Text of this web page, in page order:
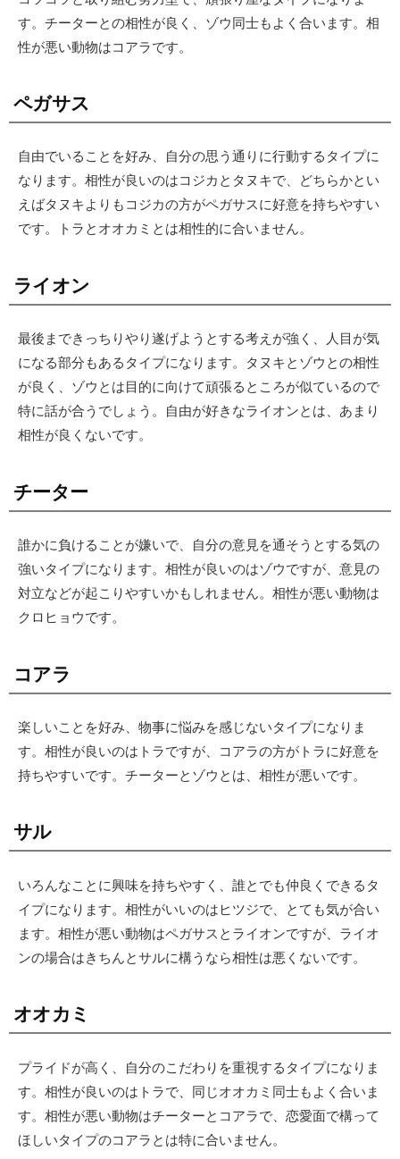
す。チーターとの相性が良く、ゾウ同士もよく合います。相
性が悪い動物はコアラです。
ペガサス
自由でいることを好み、自分の思う通りに行動するタイプに
なります。相性が良いのはコジカとタヌキで、どちらかとい
えばタヌキよりもコジカの方がペガサスに好意を持ちやすい
です。トラとオオカミとは相性的に合いません。
ライオン
最後まできっちりやり遂げようとする考えが強く、人目が気
になる部分もあるタイプになります。タヌキとゾウとの相性
が良く、ゾウとは目的に向けて頑張るところが似ているので
特に話が合うでしょう。自由が好きなライオンとは、あまり
相性が良くないです。
チーター
誰かに負けることが嫌いで、自分の意見を通そうとする気の
強いタイプになります。相性が良いのはゾウですが、意見の
対立などが起こりやすいかもしれません。相性が悪い動物は
クロヒョウです。
コアラ
楽しいことを好み、物事に悩みを感じないタイプになりま
す。相性が良いのはトラですが、コアラの方がトラに好意を
持ちやすいです。チーターとゾウとは、相性が悪いです。
サル
いろんなことに興味を持ちやすく、誰とでも仲良くできるタ
イプになります。相性がいいのはヒツジで、とても気が合い
ます。相性が悪い動物はペガサスとライオンですが、ライオ
ンの場合はきちんとサルに構うなら相性は悪くないです。
オオカミ
プライドが高く、自分のこだわりを重視するタイプになりま
す。相性が良いのはトラで、同じオオカミ同士もよく合いま
す。相性が悪い動物はチーターとコアラで、恋愛面で構って
ほしいタイプのコアラとは特に合いません。